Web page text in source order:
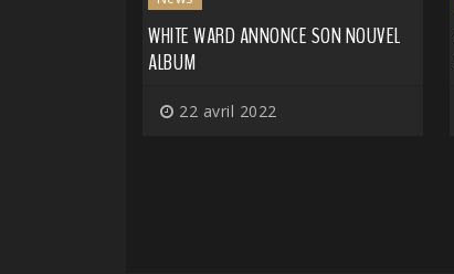
WHITE WARD ANNONCE SON NOUVEL
ALBUM
22 avril 2022